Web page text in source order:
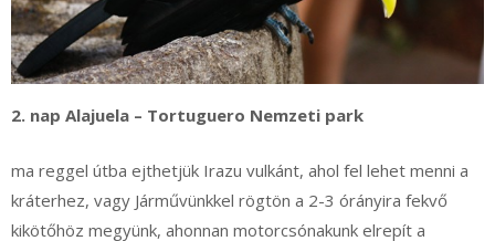
2. nap Alajuela – Tortuguero Nemzeti park
ma reggel útba ejthetjük Irazu vulkánt, ahol fel lehet menni a
kráterhez, vagy Járművünkkel rögtön a 2-3 órányira fekvő
kikötőhöz megyünk, ahonnan motorcsónakunk elrepít a